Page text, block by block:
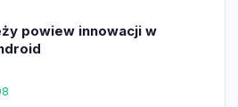
powiew innowacji w